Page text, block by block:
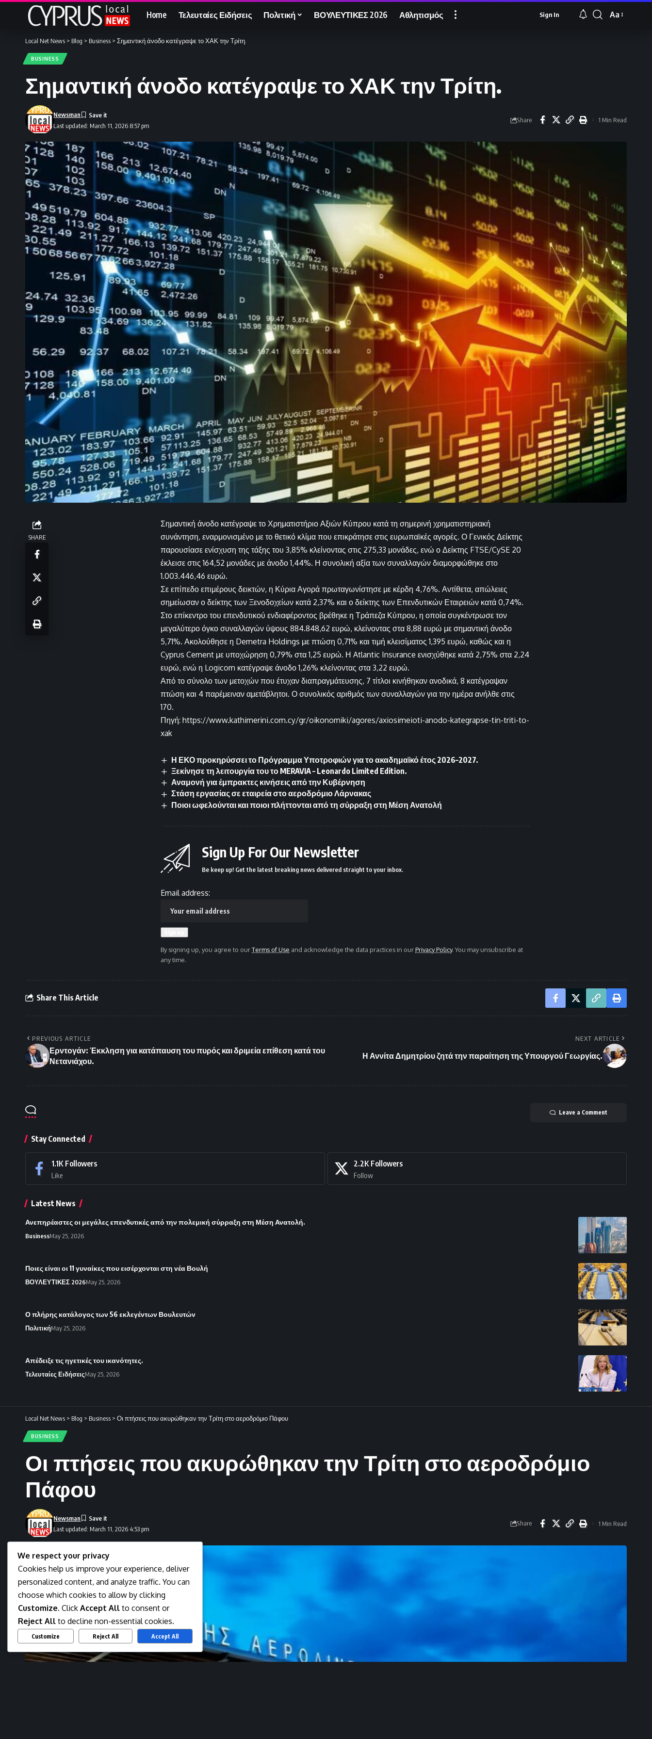
Home Τελευταίες Ειδήσεις Πολιτική ΒΟΥΛΕΥΤΙΚΕΣ 2026 Αθλητισμός Sign In
Font
Aa
Local Net News > Blog > Business > Σημαντική άνοδο κατέγραψε το ΧΑΚ την Τρίτη.
BUSINESS
Σημαντική άνοδο κατέγραψε το ΧΑΚ την Τρίτη.
Last updated: March 11, 2026 8:57 pm
Newsman
Share 1 Min Read
SHARE
Σημαντική άνοδο κατέγραψε το Χρηματιστήριο Αξιών Κύπρου κατά τη σημερινή χρηματιστηριακή
συνάντηση, εναρμονισμένο με το θετικό κλίμα που επικράτησε στις ευρωπαϊκές αγορές. Ο Γενικός Δείκτης
παρουσίασε ενίσχυση της τάξης του 3,85% κλείνοντας στις 275,33 μονάδες, ενώ ο Δείκτης FTSE/CySE 20
έκλεισε στις 164,52 μονάδες με άνοδο 1,44%. Η συνολική αξία των συναλλαγών διαμορφώθηκε στο
1.003.446,46 ευρώ.
Σε επίπεδο επιμέρους δεικτών, η Κύρια Αγορά πρωταγωνίστησε με κέρδη 4,76%. Αντίθετα, απώλειες
σημείωσαν ο δείκτης των Ξενοδοχείων κατά 2,37% και ο δείκτης των Επενδυτικών Εταιρειών κατά 0,74%.
Στο επίκεντρο του επενδυτικού ενδιαφέροντος βρέθηκε η Τράπεζα Κύπρου, η οποία συγκέντρωσε τον
μεγαλύτερο όγκο συναλλαγών ύψους 884.848,62 ευρώ, κλείνοντας στα 8,88 ευρώ με σημαντική άνοδο
5,71%. Ακολούθησε η Demetra Holdings με πτώση 0,71% και τιμή κλεισίματος 1,395 ευρώ, καθώς και η
Cyprus Cement με υποχώρηση 0,79% στα 1,25 ευρώ. Η Atlantic Insurance ενισχύθηκε κατά 2,75% στα 2,24
ευρώ, ενώ η Logicom κατέγραψε άνοδο 1,26% κλείνοντας στα 3,22 ευρώ.
Από το σύνολο των μετοχών που έτυχαν διαπραγμάτευσης, 7 τίτλοι κινήθηκαν ανοδικά, 8 κατέγραψαν
πτώση και 4 παρέμειναν αμετάβλητοι. Ο συνολικός αριθμός των συναλλαγών για την ημέρα ανήλθε στις
170.
Πηγή: https://www.kathimerini.com.cy/gr/oikonomiki/agores/axiosimeioti-anodo-kategrapse-tin-triti-to-
xak
Η ΕΚΟ προκηρύσσει το Πρόγραμμα Υποτροφιών για το ακαδημαϊκό έτος 2026–2027.
Ξεκίνησε τη λειτουργία του το MERAVIA – Leonardo Limited Edition.
Αναμονή για έμπρακτες κινήσεις από την Κυβέρνηση
Στάση εργασίας σε εταιρεία στο αεροδρόμιο Λάρνακας
Ποιοι ωφελούνται και ποιοι πλήττονται από τη σύρραξη στη Μέση Ανατολή
Sign Up For Our Newsletter
Be keep up! Get the latest breaking news delivered straight to your inbox.
Email address:
By signing up, you agree to ourTerms of Use and acknowledge the data practices in ourPrivacy Policy. You may unsubscribe at
any time.
Share This Article
PREVIOUS ARTICLE
Ερντογάν: Έκκληση για κατάπαυση του πυρός και δριμεία επίθεση κατά του
Νετανιάχου.
NEXT ARTICLE
Η Αννίτα Δημητρίου ζητά την παραίτηση της Υπουργού Γεωργίας.
Leave a Comment
Stay Connected
1.1K Followers
Like
2.2K Followers
Follow
Latest News
Ανεπηρέαστες οι μεγάλες επενδυτικές από την πολεμική σύρραξη στη Μέση Ανατολή.
BusinessMay 25, 2026
Ποιες είναι οι 11 γυναίκες που εισέρχονται στη νέα Βουλή
ΒΟΥΛΕΥΤΙΚΕΣ 2026May 25, 2026
Ο πλήρης κατάλογος των 56 εκλεγέντων Βουλευτών
ΠολιτικήMay 25, 2026
Απέδειξε τις ηγετικές του ικανότητες.
Τελευταίες ΕιδήσειςMay 25, 2026
Local Net News > Blog > Business > Οι πτήσεις που ακυρώθηκαν την Τρίτη στο αεροδρόμιο Πάφου
BUSINESS
Οι πτήσεις που ακυρώθηκαν την Τρίτη στο αεροδρόμιο
Πάφου
Last updated: March 11, 2026 4:53 pm
Newsman
Share 1 Min Read
We respect your privacy
Cookies help us improve your experience, deliver
personalized content, and analyze traffic. You can
choose which cookies to allow by clicking
Customize. Click Accept All to consent or
Reject All to decline non-essential cookies.
Customize Reject All Accept All